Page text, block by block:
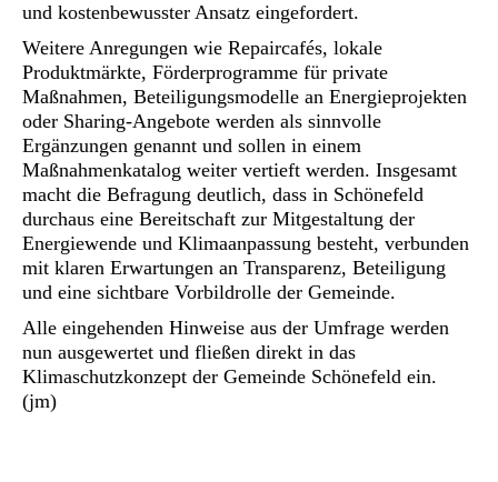
und kostenbewusster Ansatz eingefordert.
Weitere Anregungen wie Repaircafés, lokale
Produktmärkte, Förderprogramme für private
Maßnahmen, Beteiligungsmodelle an Energieprojekten
oder Sharing-Angebote werden als sinnvolle
Ergänzungen genannt und sollen in einem
Maßnahmenkatalog weiter vertieft werden. Insgesamt
macht die Befragung deutlich, dass in Schönefeld
durchaus eine Bereitschaft zur Mitgestaltung der
Energiewende und Klimaanpassung besteht, verbunden
mit klaren Erwartungen an Transparenz, Beteiligung
und eine sichtbare Vorbildrolle der Gemeinde.
Alle eingehenden Hinweise aus der Umfrage werden
nun ausgewertet und fließen direkt in das
Klimaschutzkonzept der Gemeinde Schönefeld ein.
(jm)